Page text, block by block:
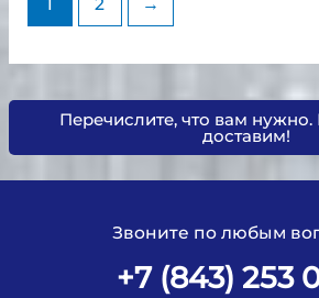
Перечислите, что вам
доставим!
1 2 →
Звоните по любым
+7 (843) 253